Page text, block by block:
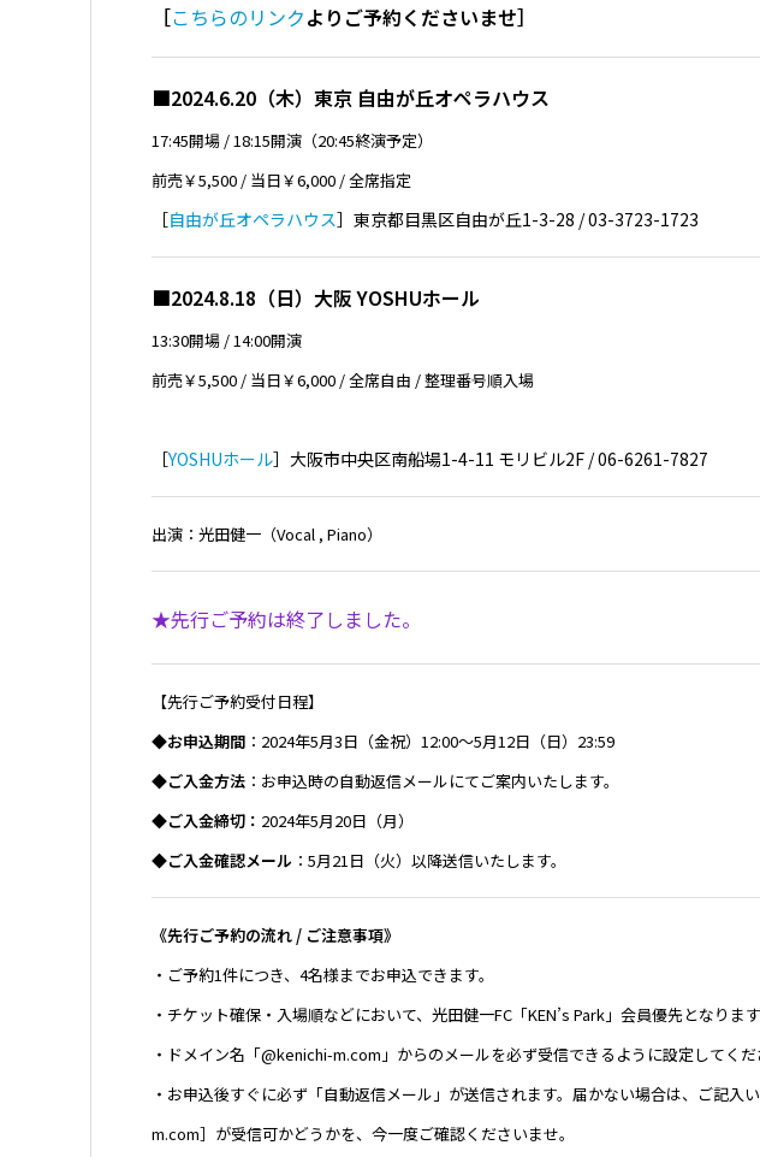
［こちらのリンクよりご予約くださいませ］
■2024.6.20（木）東京 自由が丘オペラハウス
17:45開場 / 18:15開演（20:45終演予定）
前売￥5,500 / 当日￥6,000 / 全席指定
［自由が丘オペラハウス］東京都目黒区自由が丘1-3-28 / 03-3723-1723
■2024.8.18（日）大阪 YOSHUホール
13:30開場 / 14:00開演
前売￥5,500 / 当日￥6,000 / 全席自由 / 整理番号順入場
［YOSHUホール］大阪市中央区南船場1-4-11 モリビル2F / 06-6261-7827
出演：光田健一（Vocal , Piano）
★先行ご予約は終了しました。
【先行ご予約受付日程】
◆お申込期間：2024年5月3日（金祝）12:00〜5月12日（日）23:59
◆ご入金方法：お申込時の自動返信メールにてご案内いたします。
◆ご入金締切： 2024年5月20日（月）
◆ご入金確認メール ：5月21日（火）以降送信いたします。
《先行ご予約の流れ / ご注意事項》
・ご予約1件につき、4名様までお申込できます。
・チケット確保・入場順などにおいて、光田健一FC「KEN’s Park」会員優先となります
・ドメイン名「@kenichi-m.com」からのメールを必ず受信できるように設定してくだ
・お申込後すぐに必ず「自動返信メール」が送信されます。届かない場合は、ご記
m.com］が受信可かどうかを、今一度ご確認くださいませ。